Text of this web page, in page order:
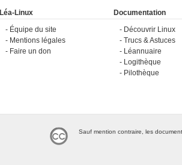
Léa-Linux
Équipe du site
Mentions légales
Faire un don
Documentation
Découvrir Linux
Trucs & Astuces
Léannuaire
Logithèque
Pilothèque
Sauf mention contraire, les